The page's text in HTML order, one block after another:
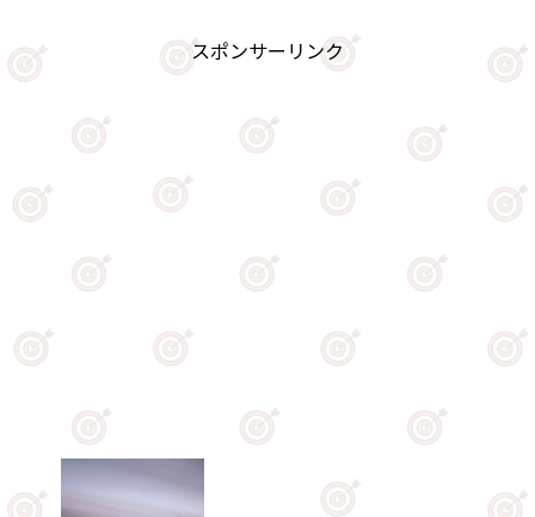
スポンサーリンク